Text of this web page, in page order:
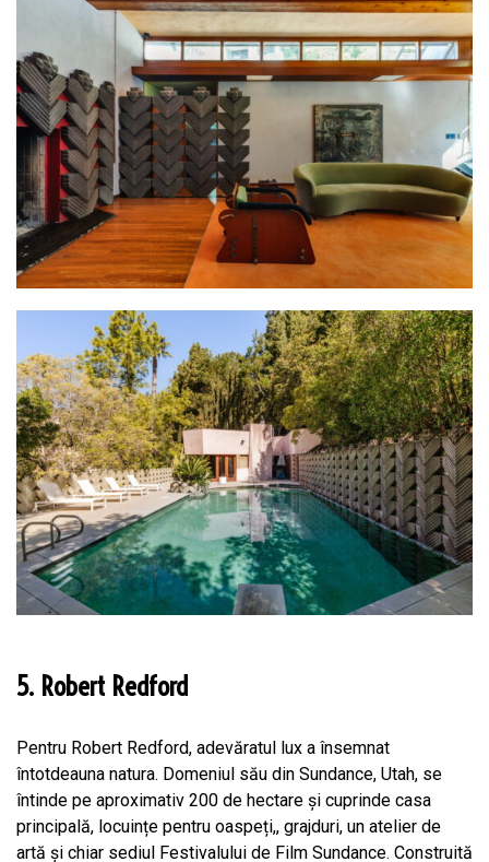
5. Robert Redford
Pentru Robert Redford, adevăratul lux a însemnat
întotdeauna natura. Domeniul său din Sundance, Utah, se
întinde pe aproximativ 200 de hectare și cuprinde casa
principală, locuințe pentru oaspeți,, grajduri, un atelier de
artă și chiar sediul Festivalului de Film Sundance. Construită